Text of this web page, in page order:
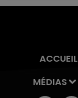
ACCUEIL
MÉDIAS